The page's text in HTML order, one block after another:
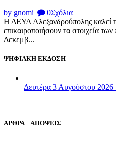
by gnomi 0Σχόλια
Η ΔΕΥΑ Αλεξανδρούπολης καλεί
επικαιροποιήσουν τα στοιχεία
Δεκεμβ...
ΨΗΦΙΑΚΗ ΕΚΔΟΣΗ
Δευτέρα 3 Αυγούστου
ΑΡΘΡΑ – ΑΠΟΨΕΙΣ